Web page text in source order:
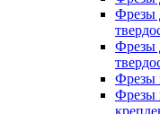
Фрезы
Фрезы
Фрезы
Фрезы